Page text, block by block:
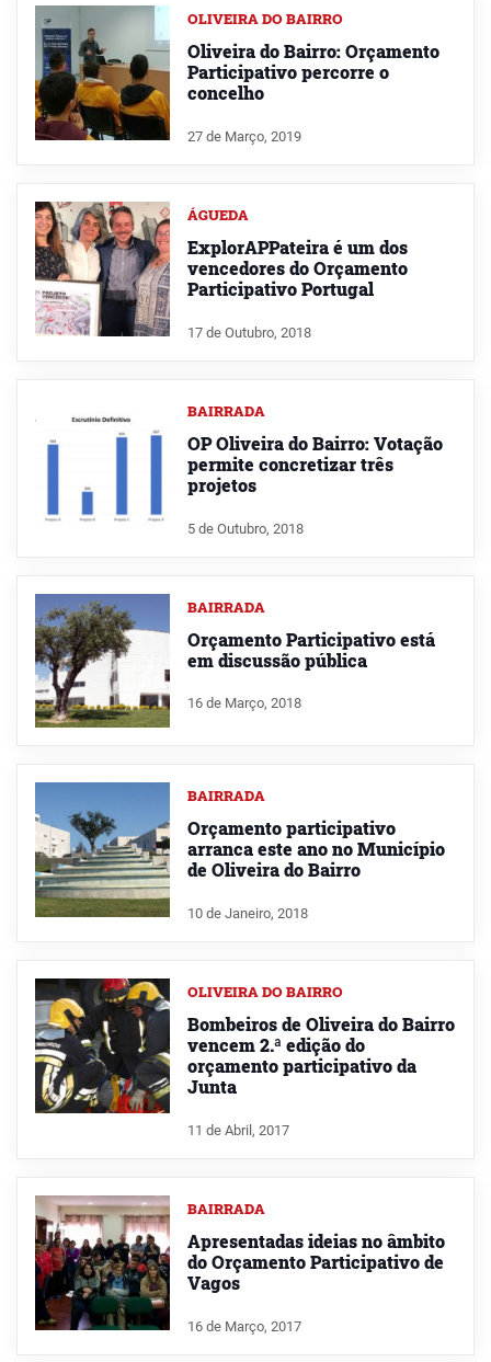
OLIVEIRA DO BAIRRO
Oliveira do Bairro: Orçamento
Participativo percorre o
concelho
27 de Março, 2019
ÁGUEDA
ExplorAPPateira é um dos
vencedores do Orçamento
Participativo Portugal
17 de Outubro, 2018
BAIRRADA
OP Oliveira do Bairro: Votação
permite concretizar três
projetos
5 de Outubro, 2018
BAIRRADA
Orçamento Participativo está
em discussão pública
16 de Março, 2018
BAIRRADA
Orçamento participativo
arranca este ano no Município
de Oliveira do Bairro
10 de Janeiro, 2018
OLIVEIRA DO BAIRRO
Bombeiros de Oliveira do Bairro
vencem 2.ª edição do
orçamento participativo da
Junta
11 de Abril, 2017
BAIRRADA
Apresentadas ideias no âmbito
do Orçamento Participativo de
Vagos
16 de Março, 2017